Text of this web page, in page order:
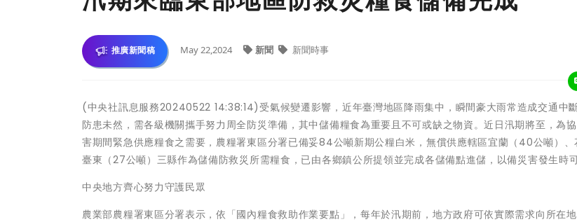
推廣新聞稿 May 22,2024 新聞 新聞時事
(中央社訊息服務20240522 14:38:14)受氣候變遷影響，近年臺灣地區降雨集中，瞬間豪大雨常造成交通中
防患未然，需各級機關攜手努力周全防災準備，其中儲備糧食為重要且不可或缺之物資。近日汛期將至，為
害期間緊急供應糧食之需要，農糧署東區分署已備妥84公噸新期公糧白米，無償供應轄區宜蘭（40公噸）、
臺東（27公噸）三縣作為儲備防救災所需糧食，已由各鄉鎮公所提領並完成各儲備點進儲，以備災害發生時
中央地方齊心努力守護民眾
農業部農糧署東區分署表示，依「國內糧食救助作業要點」，每年於汛期前，地方政府可依實際需求向所在